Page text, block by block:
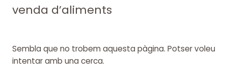
venda d’aliments
Sembla que no trobem aquesta pàgina. Potser voleu
intentar amb una cerca.